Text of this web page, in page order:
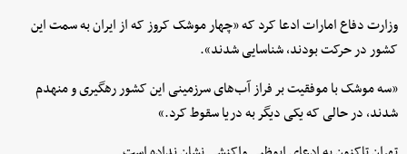
وزارت دفاع امارات ادعا کرد که «چهار موشک کروز که از ایران به سمت این
کشور در حرکت بودند، شناسایی شدند».
«سه موشک با موفقیت بر فراز آب‌های سرزمینی این کشور رهگیری و منهدم
شدند، در حالی که یکی دیگر به دریا سقوط کرد.»